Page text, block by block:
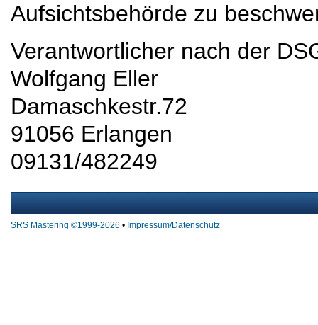
Aufsichtsbehörde zu
Verantwortlicher nach der
Wolfgang Eller
Damaschkestr.72
91056 Erlangen
09131/482249
SRS Mastering ©1999-2026 • Impressum/Datenschutz